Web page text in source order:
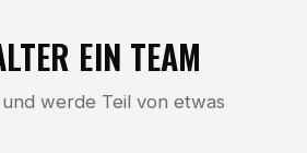
EIN TEAM
werde Teil von etwas